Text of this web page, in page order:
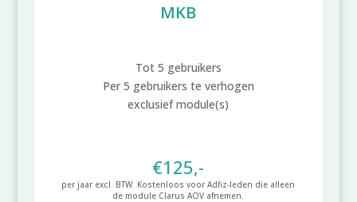
MKB
Tot 5 gebruikers
Per 5 gebruikers te verhogen
exclusief module(s)
€125,-
per jaar excl. BTW. Kostenloos voor Adfiz-leden die alleen
de module Clarus AOV afnemen.